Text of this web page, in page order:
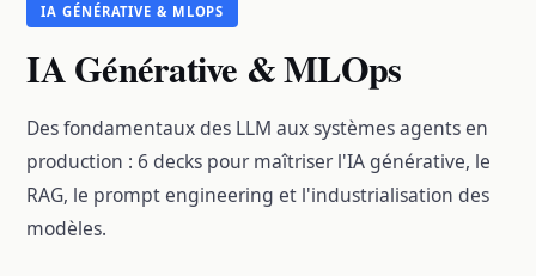
IA GÉNÉRATIVE & MLOPS
IA Générative & MLOps
Des fondamentaux des LLM aux systèmes agents en
production : 6 decks pour maîtriser l'IA générative, le
RAG, le prompt engineering et l'industrialisation des
modèles.